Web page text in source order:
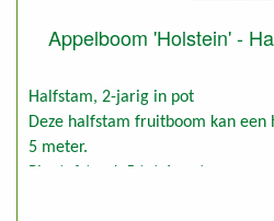
Appelboom 'Holstein' -
Halfstam, 2-jarig in pot
Deze halfstam fruitboom kan een
5 meter.